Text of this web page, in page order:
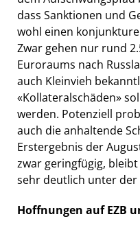
dass Sanktionen und
wohl einen
Zwar gehen nur rund
Euroraums nach
auch Kleinvieh
«Kollateralschäden»
werden. Potenziell
auch die anhaltende
Erstergebnis der
zwar geringfügig,
sehr deutlich unter der
Hoffnungen auf EZB